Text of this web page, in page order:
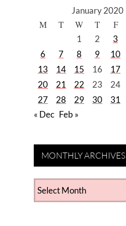
January 2020
M T W T F
1 2 3
6
7 8 9 10
13
14 15 16 17
20
21 22 23 24
27
28 29 30
31
« Dec Feb »
MONTHLY ARCHIVES
MONTHLY
ARCHIVES